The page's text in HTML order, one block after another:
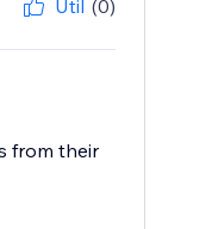
Útil (0)
from their